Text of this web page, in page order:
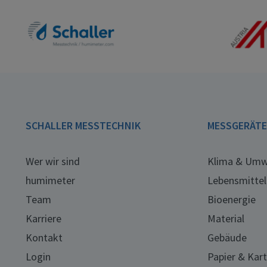
SCHALLER MESSTECHNIK
Wer wir sind
humimeter
Team
Karriere
Kontakt
Login
MESSGERÄTE
Klima &
Lebensmittel
Bioenergie
Material
Gebäude
Papier &